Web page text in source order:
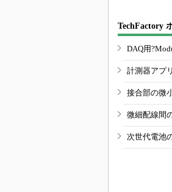
TechFactory
DAQ用
計測器アプ
接合部の微
微細配線間
次世代電池